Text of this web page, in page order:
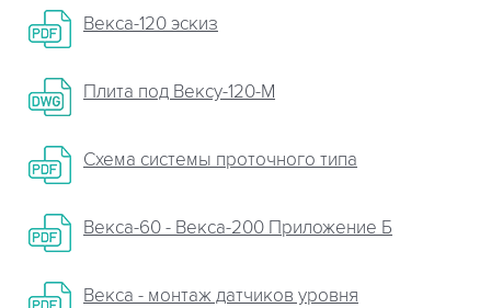
Векса-120 эскиз
Плита пoд Вексу-120-М
Схема системы проточного типа
Векса-60 - Векса-200 Приложение Б
Векса - монтаж датчиков уровня